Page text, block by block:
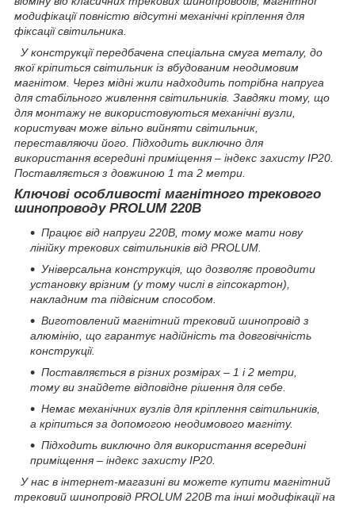
модифікації повністю відсутні механічні кріплення для
фіксації світильника.
У конструкції передбачена спеціальна смуга металу, до
якої кріпиться світильник із вбудованим неодимовим
магнітом. Через мідні жили надходить потрібна напруга
для стабільного живлення світильників. Завдяки тому, що
для монтажу не використовуються механічні вузли,
користувач може вільно вийняти світильник,
переставляючи його. Підходить виключно для
використання всередині приміщення – індекс захисту IP20.
Поставляється з довжиною 1 та 2 метри.
Ключові особливості магнітного трекового
шинопроводу PROLUM 220В
Працює від напруги 220В, тому може мати нову
лінійку трекових світильників від PROLUM.
Універсальна конструкція, що дозволяє проводити
установку врізним (у тому числі в гіпсокартон),
накладним та підвісним способом.
Виготовлений магнітний трековий шинопровід з
алюмінію, що гарантує надійність та довговічність
конструкції.
Поставляється в різних розмірах – 1 і 2 метри,
тому ви знайдете відповідне рішення для себе.
Немає механічних вузлів для кріплення світильників,
а кріпиться за допомогою неодимового магніту.
Підходить виключно для використання всередині
приміщення – індекс захисту IP20.
У нас в інтернет-магазині ви можете купити магнітний
трековий шинопровід PROLUM 220В та інші модифікації на